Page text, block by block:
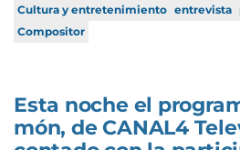
Cultura y entretenimiento entrevista
Compositor
Esta noche el
món, de CANAL4